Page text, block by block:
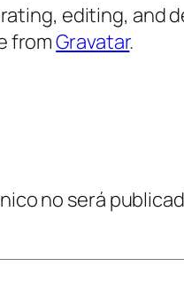
editing, and
fromGravatar.
no será